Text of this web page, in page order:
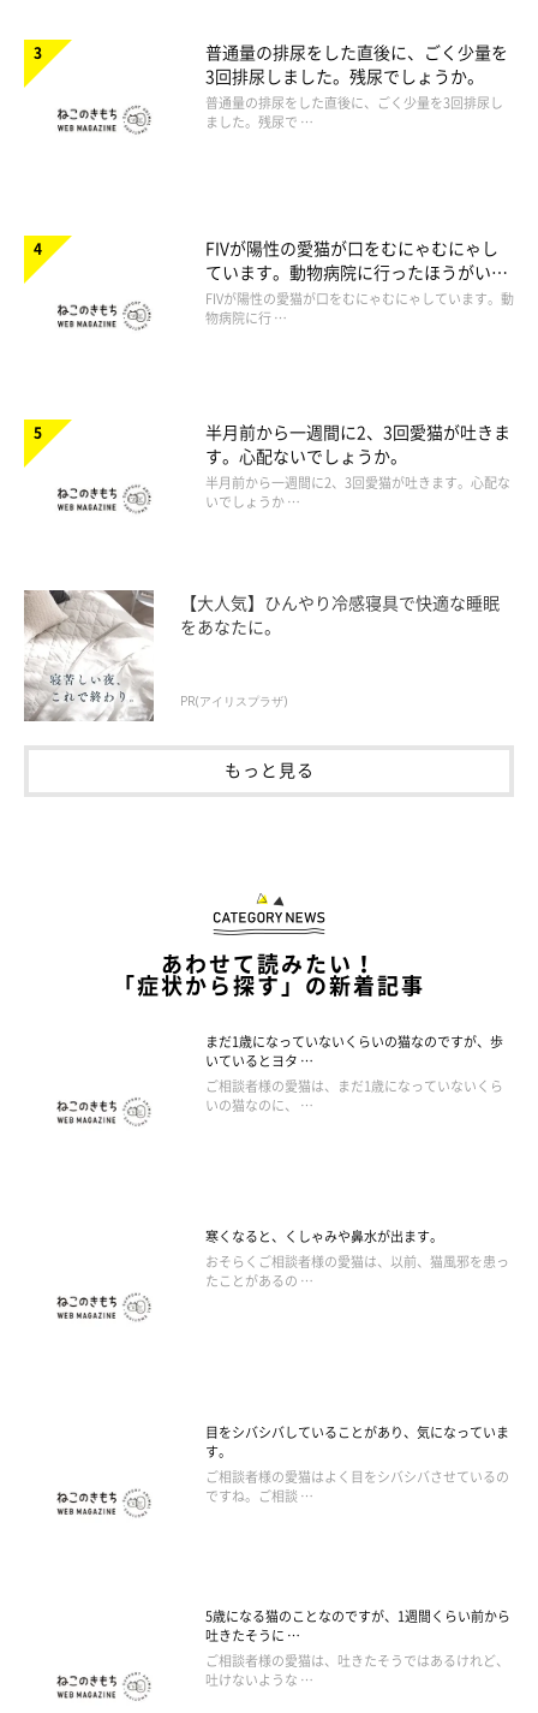
普通量の排尿をした直後に、ごく少量を
3回排尿しました。残尿でしょうか。
普通量の排尿をした直後に、ごく少量を3回排尿し
ました。残尿で …
FIVが陽性の愛猫が口をむにゃむにゃし
ています。動物病院に行ったほうがいい
ですか。
FIVが陽性の愛猫が口をむにゃむにゃしています。動
物病院に行 …
半月前から一週間に2、3回愛猫が吐きま
す。心配ないでしょうか。
半月前から一週間に2、3回愛猫が吐きます。心配な
いでしょうか …
【大人気】ひんやり冷感寝具で快適な睡眠
をあなたに。
PR(アイリスプラザ)
もっと見る
あわせて読みたい！
「症状から探す」の新着記事
まだ1歳になっていないくらいの猫なのですが、歩
いているとヨタ …
ご相談者様の愛猫は、まだ1歳になっていないくら
いの猫なのに、 …
寒くなると、くしゃみや鼻水が出ます。
おそらくご相談者様の愛猫は、以前、猫風邪を患っ
たことがあるの …
目をシバシバしていることがあり、気になっていま
す。
ご相談者様の愛猫はよく目をシバシバさせているの
ですね。ご相談 …
5歳になる猫のことなのですが、1週間くらい前から
吐きたそうに …
ご相談者様の愛猫は、吐きたそうではあるけれど、
吐けないような …